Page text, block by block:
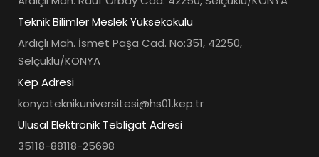
Teknik Bilimler Meslek Yüksekokulu
Ardıçlı Mah. İsmet Paşa Cad. No:351, 42250,
Selçuklu/KONYA
Kep Adresi
konyateknikuniversitesi@hs01.kep.tr
Ulusal Elektronik Tebligat Adresi
35118-88118-25698